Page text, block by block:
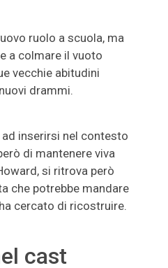
ruolo a scuola, ma
a colmare il vuoto
vecchie abitudini
drammi.
inserirsi nel contesto
di mantenere viva
si ritrova però
che potrebbe mandare
cercato di ricostruire.
cast